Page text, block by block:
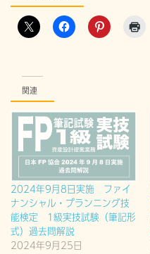
関連
2024年9月8日実施 ファイ
ナンシャル・プランニング技
能検定 1級実技試験（筆記形
式）過去問解説
2024年9月25日